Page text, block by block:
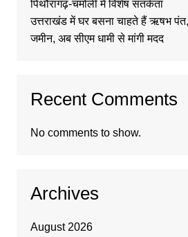
पिथौरागढ़-चमोली में विशेष सतर्कता
उत्तराखंड में घर बसना चाहते हैं ऋषभ
जमीन, अब सीएम धामी से मांगी मदद
Recent Comments
No comments to show.
Archives
August 2026